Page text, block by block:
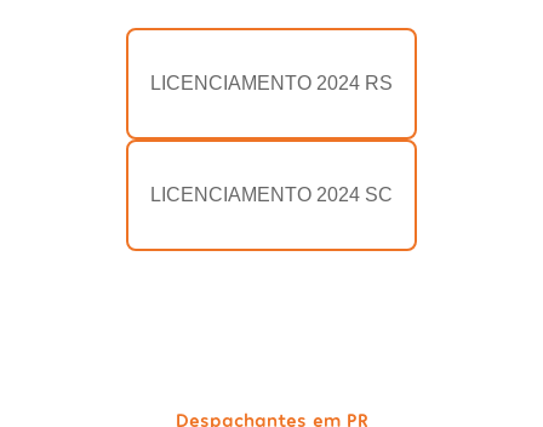
LICENCIAMENTO 2024 RS
LICENCIAMENTO 2024 SC
Despachantes em PR